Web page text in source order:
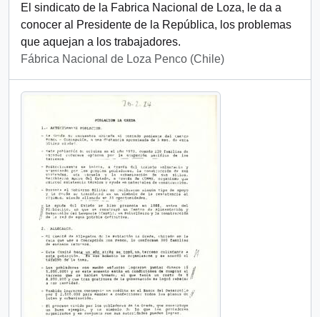
El sindicato de la Fabrica Nacional de Loza, le da a
conocer al Presidente de la República, los problemas
que aquejan a los trabajadores.
Fábrica Nacional de Loza Penco (Chile)